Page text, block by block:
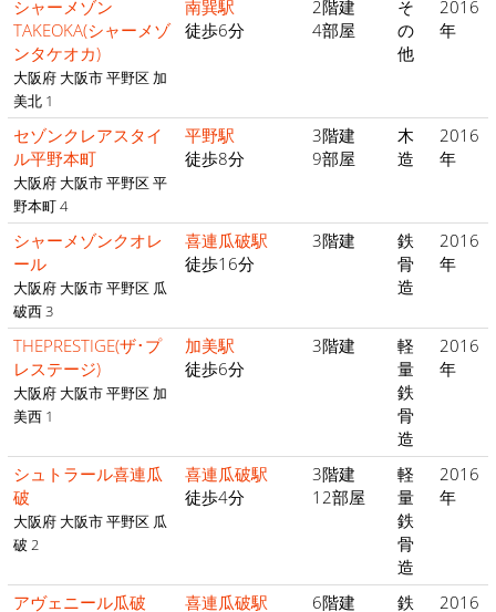
シャーメゾン
TAKEOKA(シャーメゾ
ンタケオカ)
大阪府 大阪市 平野区 加
美北 1
南巽駅
徒歩6分
2階建
4部屋
そ
の
他
2016
年
セゾンクレアスタイ
ル平野本町
大阪府 大阪市 平野区 平
野本町 4
平野駅
徒歩8分
3階建
9部屋
木
造
2016
年
シャーメゾンクオレ
ール
大阪府 大阪市 平野区 瓜
破西 3
喜連瓜破駅
徒歩16分
3階建
鉄
骨
造
2016
年
THEPRESTIGE(ザ･プ
レステージ)
大阪府 大阪市 平野区 加
美西 1
加美駅
徒歩6分
3階建
軽
量
鉄
骨
造
2016
年
シュトラール喜連瓜
破
大阪府 大阪市 平野区 瓜
破 2
喜連瓜破駅
徒歩4分
3階建
12部屋
軽
量
鉄
骨
造
2016
年
アヴェニール瓜破 喜連瓜破駅 6階建 鉄 2016